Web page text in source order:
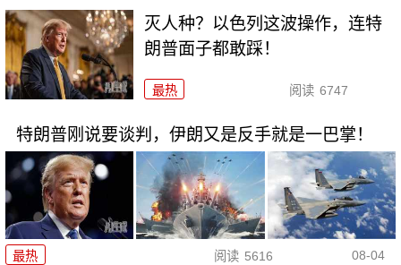
灭人种？以色列这波操作，连特
朗普面子都敢踩！
最热 阅读 6747
特朗普刚说要谈判，伊朗又是反手就是一巴掌！
最热 阅读 5616 08-04